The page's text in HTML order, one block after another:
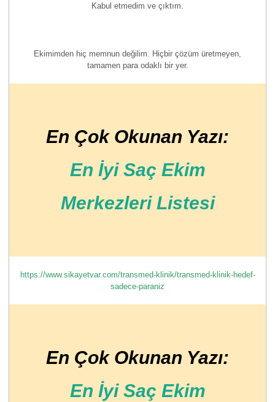
Kabul etmedim ve çıktım.
Ekimimden hiç memnun değilim. Hiçbir çözüm üretmeyen,
tamamen para odaklı bir yer.
En Çok Okunan Yazı:
En İyi Saç Ekim
Merkezleri Listesi
https://www.sikayetvar.com/transmed-klinik/transmed-klinik-hedef-
sadece-paraniz
En Çok Okunan Yazı:
En İyi Saç Ekim